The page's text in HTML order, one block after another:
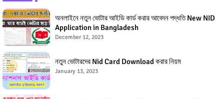
অনলাইনে নতুন ভোটার আইডি কার্ড করার আবেদন পদ্ধতি New NID
Application in Bangladesh
December 12, 2023
নতুন ভোটারদের Nid Card Download করার নিয়ম
January 13, 2023